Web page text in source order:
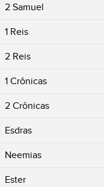
2 Samuel
1 Reis
2 Reis
1 Crônicas
2 Crônicas
Esdras
Neemias
Ester